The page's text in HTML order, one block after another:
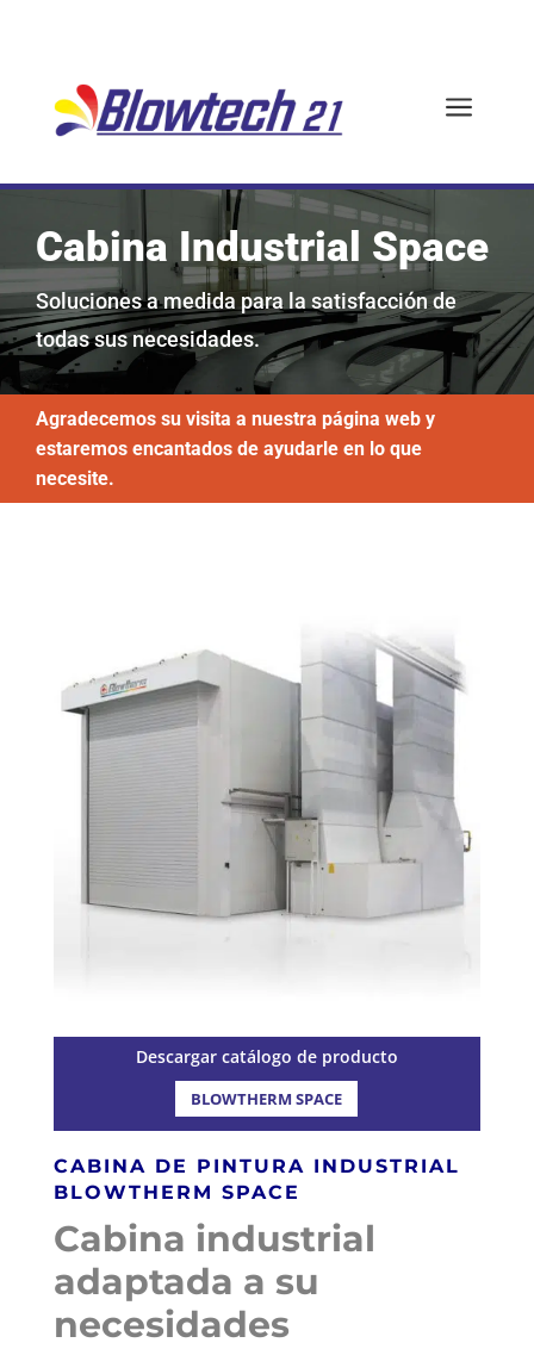
a
Cabina Industrial Space
Soluciones a medida para la satisfacción de
todas sus necesidades.
Agradecemos su visita a nuestra página web y
estaremos encantados de ayudarle en lo que
necesite.
Descargar catálogo de producto
BLOWTHERM SPACE
CABINA DE PINTURA INDUSTRIAL
BLOWTHERM SPACE
Cabina industrial
adaptada a su
necesidades